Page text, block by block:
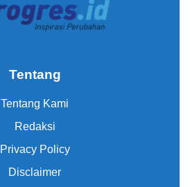
Tentang
Tentang Kami
Redaksi
Privacy Policy
Disclaimer